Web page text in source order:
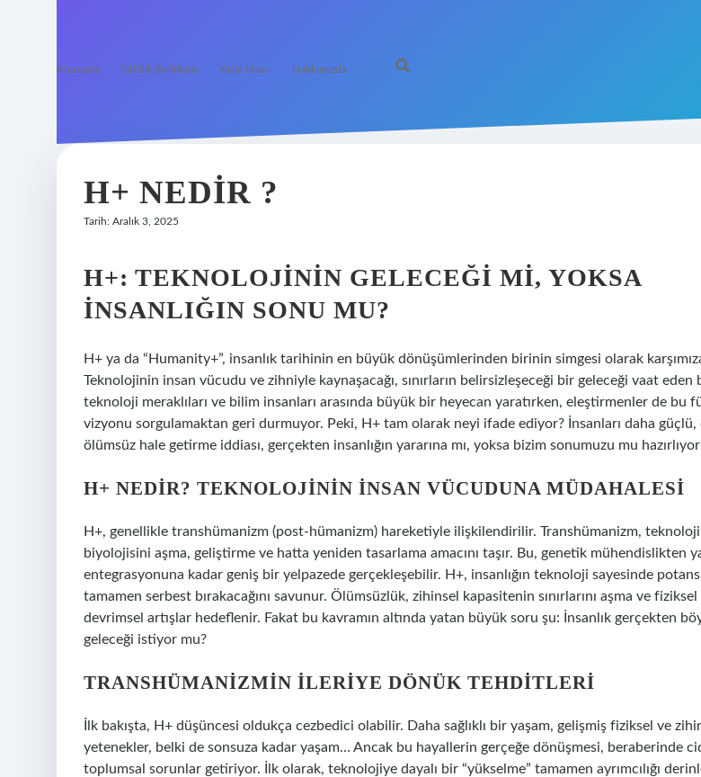
Anasayfa Gizlilik Politikası Yasal Uyarı Hakkımızda
H+ NEDIR ?
Tarih: Aralık 3, 2025
H+: TEKNOLOJININ GELECEĞI MI, YOKSA
İNSANLIĞIN SONU MU?
H+ ya da “Humanity+”, insanlık tarihinin en büyük dönüşümlerinden birinin simgesi olarak
Teknolojinin insan vücudu ve zihniyle kaynaşacağı, sınırların belirsizleşeceği bir geleceği vaat eden
teknoloji meraklıları ve bilim insanları arasında büyük bir heyecan yaratırken, eleştirmenler de bu
vizyonu sorgulamaktan geri durmuyor. Peki, H+ tam olarak neyi ifade ediyor? İnsanları daha güçlü,
ölümsüz hale getirme iddiası, gerçekten insanlığın yararına mı, yoksa bizim sonumuzu mu
H+ NEDIR? TEKNOLOJININ İNSAN VÜCUDUNA MÜDAHALESI
H+, genellikle transhümanizm (post-hümanizm) hareketiyle ilişkilendirilir. Transhümanizm,
biyolojisini aşma, geliştirme ve hatta yeniden tasarlama amacını taşır. Bu, genetik mühendislikten
entegrasyonuna kadar geniş bir yelpazede gerçekleşebilir. H+, insanlığın teknoloji sayesinde
tamamen serbest bırakacağını savunur. Ölümsüzlük, zihinsel kapasitenin sınırlarını aşma ve
devrimsel artışlar hedeflenir. Fakat bu kavramın altında yatan büyük soru şu: İnsanlık gerçekten
geleceği istiyor mu?
TRANSHÜMANIZMIN İLERIYE DÖNÜK TEHDITLERI
İlk bakışta, H+ düşüncesi oldukça cezbedici olabilir. Daha sağlıklı bir yaşam, gelişmiş fiziksel ve
yetenekler, belki de sonsuza kadar yaşam… Ancak bu hayallerin gerçeğe dönüşmesi, beraberinde
toplumsal sorunlar getiriyor. İlk olarak, teknolojiye dayalı bir “yükselme” tamamen ayrımcılığı